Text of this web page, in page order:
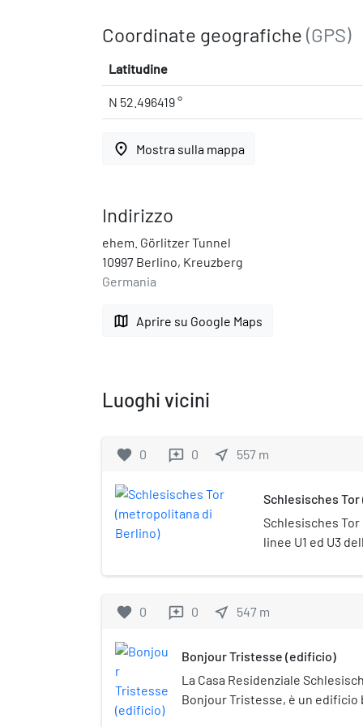
Coordinate geografiche (GPS)
Latitudine
N 52.496419 °
place Mostra sulla mappa
Indirizzo
ehem. Görlitzer Tunnel
10997 Berlino, Kreuzberg
Germania
map Aprire su Google Maps
Luoghi vicini
favorite 0 reviews 0 near_me 557 m
Schlesisches
Schlesisches
linee U1 ed U3
favorite 0 reviews 0 near_me 547 m
Bonjour Tristesse (edificio)
La Casa Residenziale
Bonjour Tristesse, è un edificio